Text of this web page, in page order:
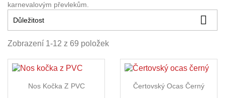
karnevalovým převlekům.
Důležitost

Zobrazení 1-12 z 69 položek
Nos Kočka Z PVC Čertovský Ocas Černý